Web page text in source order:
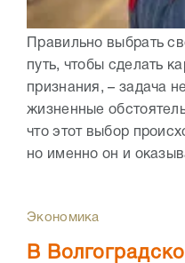
Правильно выбрать
путь, чтобы сделать
признания, – задача
жизненные
что этот выбор
но именно он и
Экономика
В